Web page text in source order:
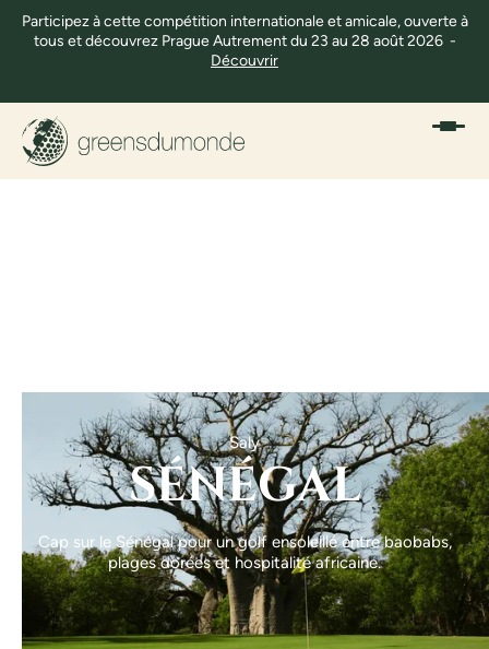
Participez à cette compétition internationale et amicale, ouverte à
tous et découvrez Prague Autrement du 23 au 28 août 2026 -
Découvrir
Saly
SÉNÉGAL
Cap sur le Sénégal pour un golf ensoleillé entre baobabs,
plages dorées et hospitalité africaine.